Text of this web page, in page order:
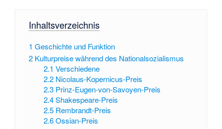
Inhaltsverzeichnis
1 Geschichte und Funktion
2 Kulturpreise während des Nationalsozialismus
2.1 Verschiedene
2.2 Nicolaus-Kopernicus-Preis
2.3 Prinz-Eugen-von-Savoyen-Preis
2.4 Shakespeare-Preis
2.5 Rembrandt-Preis
2.6 Ossian-Preis